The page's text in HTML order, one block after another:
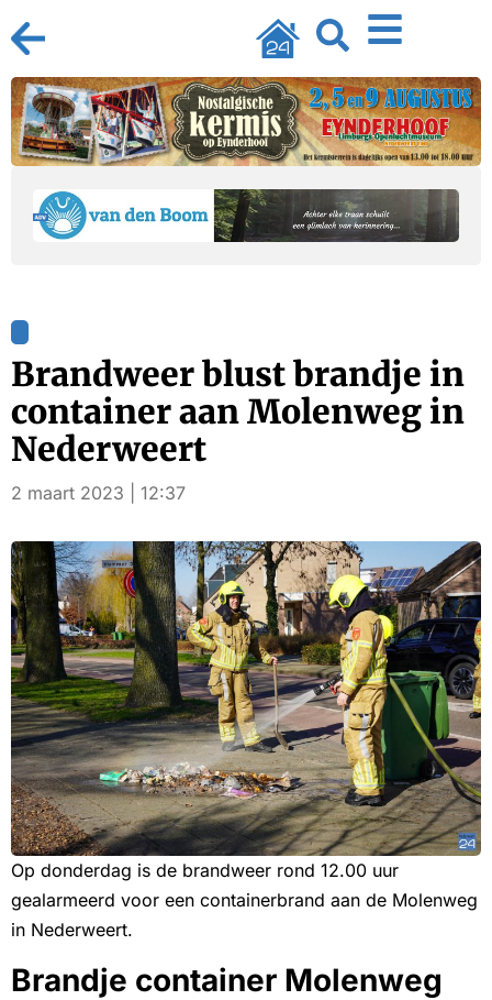
Brandweer blust brandje in
container aan Molenweg in
Nederweert
2 maart 2023 | 12:37
Op donderdag is de brandweer rond 12.00 uur
gealarmeerd voor een containerbrand aan de Molenweg
in Nederweert.
Brandje container Molenweg